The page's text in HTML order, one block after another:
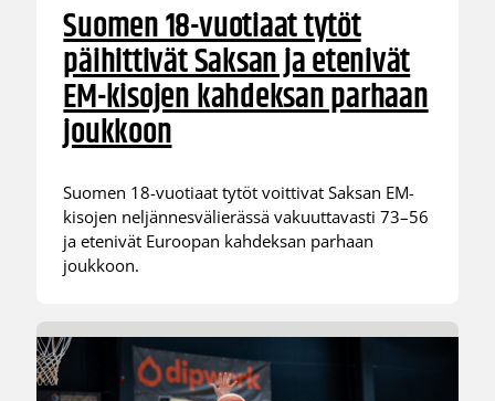
Suomen 18-vuotiaat tytöt
päihittivät Saksan ja etenivät
EM-kisojen kahdeksan parhaan
joukkoon
Suomen 18-vuotiaat tytöt voittivat Saksan EM-
kisojen neljännesvälierässä vakuuttavasti 73–56
ja etenivät Euroopan kahdeksan parhaan
joukkoon.